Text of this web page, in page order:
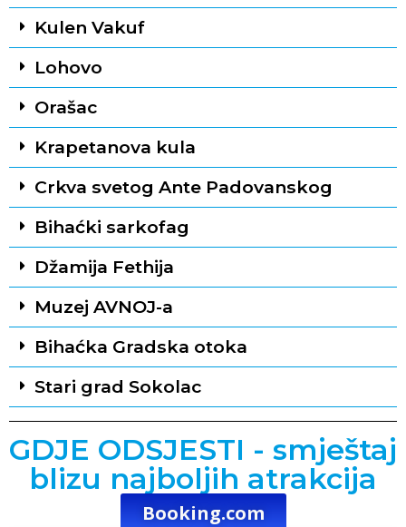
Kulen Vakuf
Lohovo
Orašac
Krapetanova kula
Crkva svetog Ante Padovanskog
Bihaćki sarkofag
Džamija Fethija
Muzej AVNOJ-a
Bihaćka Gradska otoka
Stari grad Sokolac
GDJE ODSJESTI - smještaj
blizu najboljih atrakcija
Booking.com